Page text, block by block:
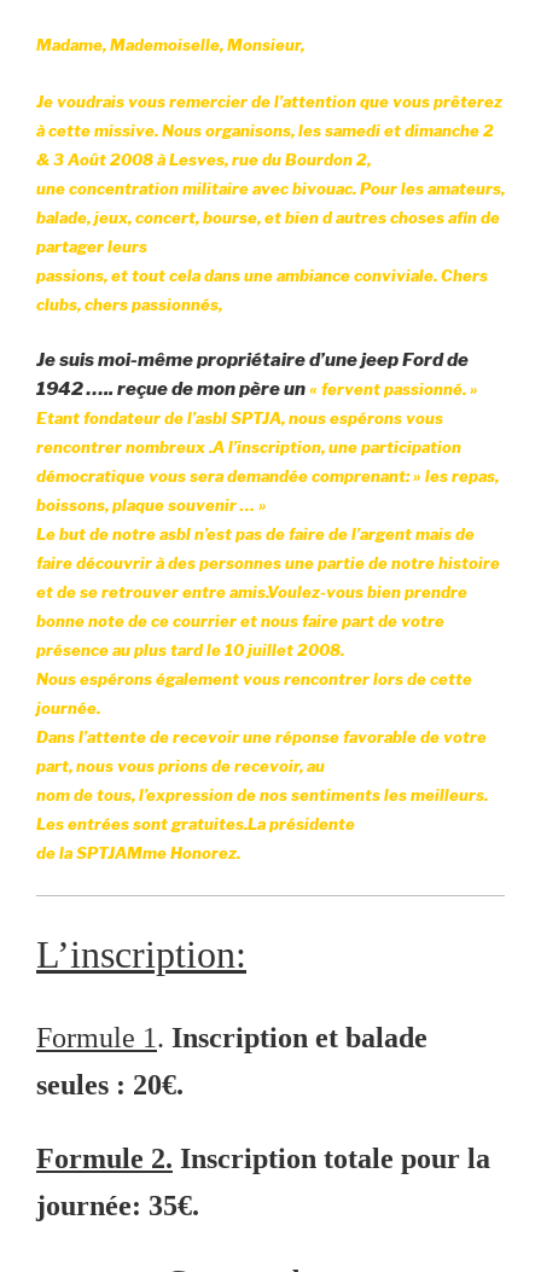
Madame, Mademoiselle, Monsieur,
Je voudrais vous remercier de l’attention que vous prêterez
à cette missive.Nous organisons, les samedi et dimanche 2
& 3 Août 2008 à Lesves, rue du Bourdon 2,
une concentration militaire avec bivouac.Pour les amateurs,
balade, jeux, concert, bourse, et bien d autres choses afin de
partager leurs
passions, et tout cela dans une ambiance conviviale.Chers
clubs, chers passionnés,
Je suis moi-même propriétaire d’une jeep Ford de
1942 ….. reçue de mon père un« fervent passionné. »
Etant fondateur de l’asbl SPTJA, nous espérons vous
rencontrer nombreux .A l’inscription, une participation
démocratique vous sera demandée comprenant:» les repas,
boissons, plaquesouvenir … »
Le but de notre asbl n’est pas de faire de l’argent mais de
faire découvrir à des personnes unepartie de notre histoire
et de se retrouver entre amis.Voulez-vous bien prendre
bonne note de ce courrieret nous faire part de votre
présenceauplus tard le 10 juillet 2008.
Nous espérons également vous rencontrer lors de cette
journée.
Dans l’attente de recevoir une réponse favorable de votre
part, nous vous prions de recevoir, au
nom de tous, l’expression de nos sentiments les meilleurs.
Les entrées sont gratuites.La présidente
de la SPTJAMme Honorez.
L’inscription:
Formule 1. Inscription et balade
seules : 20€.
Formule 2. Inscription totale pour la
journée: 35€.